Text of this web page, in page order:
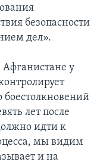
безопасности
дел».
у
боестолкновений
лет после
идти к
мы видим
и на